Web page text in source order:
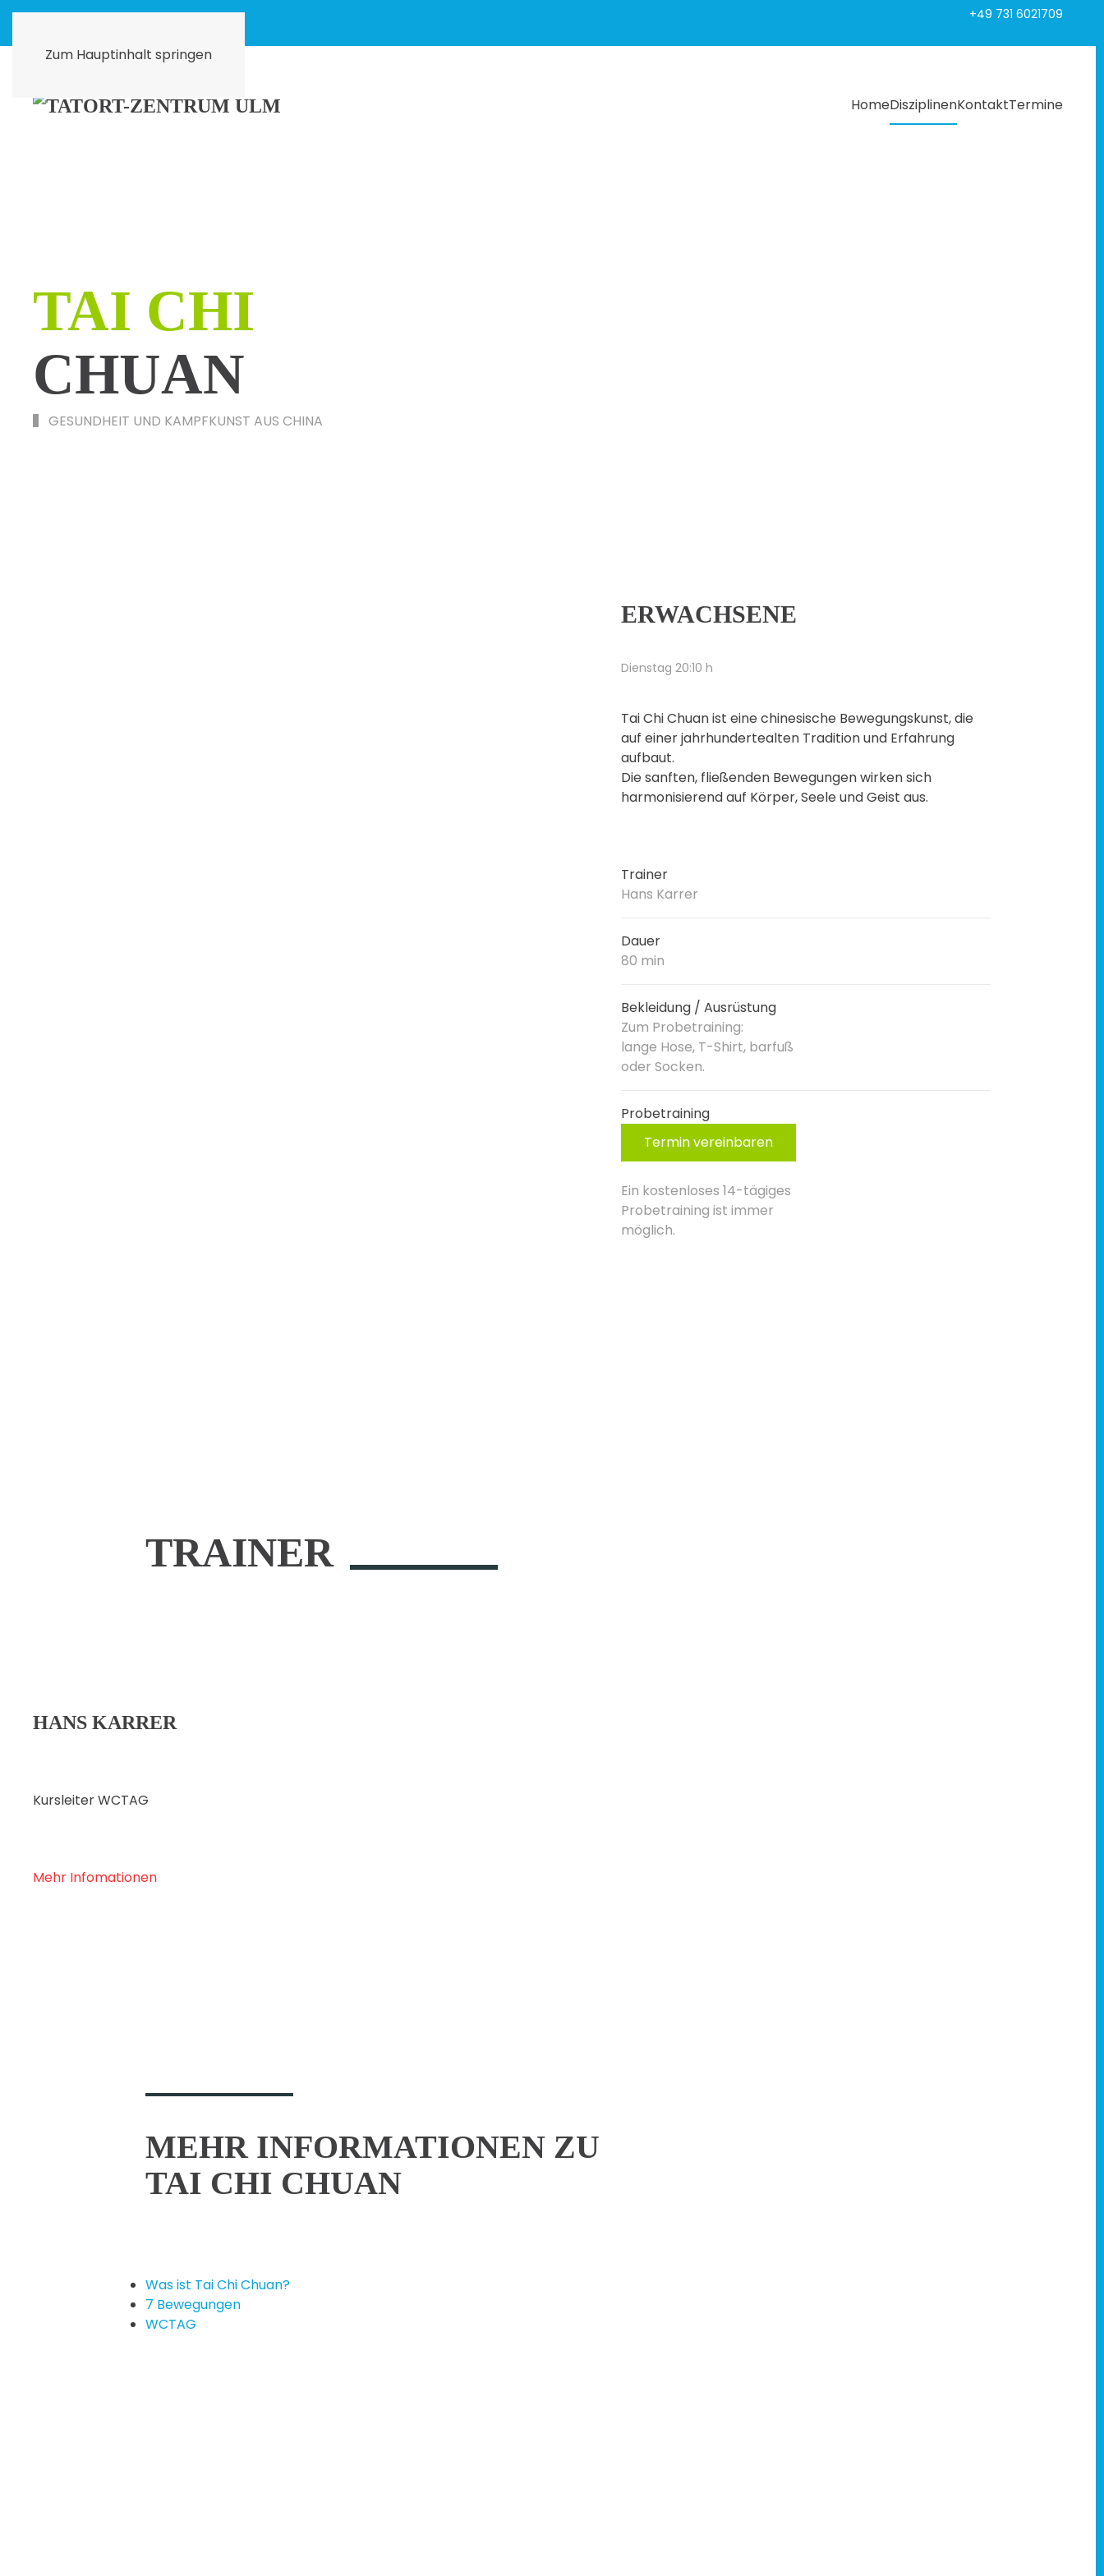
Zum Hauptinhalt springen
+49 731 6021709
HomeDisziplinenKontaktTermine
TAI CHI­
CHUAN
GESUNDHEIT UND KAMPFKUNST AUS CHINA
ERWACHSENE
Dienstag 20:10 h
Tai Chi Chuan ist eine chinesische Bewegungskunst, die
auf einer jahrhundertealten Tradition und Erfahrung
aufbaut.
Die sanften, fließenden Bewegungen wirken sich
harmonisierend auf Körper, Seele und Geist aus.
Trainer
Hans Karrer
Dauer
80 min
Bekleidung / Ausrüstung
Zum Probetraining:
lange Hose, T-Shirt, barfuß
oder Socken.
Probetraining
Termin vereinbaren
Ein kostenloses 14-tägiges
Probetraining ist immer
möglich.
TRAINER
HANS KARRER
Kursleiter WCTAG
Mehr Infomationen
MEHR INFORMATIONEN ZU
TAI CHI CHUAN
Was ist Tai Chi Chuan?
7 Bewegungen
WCTAG